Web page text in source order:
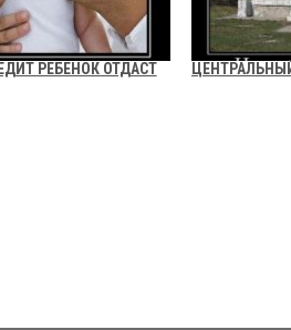
РЕБЕНОК ОТДАСТ